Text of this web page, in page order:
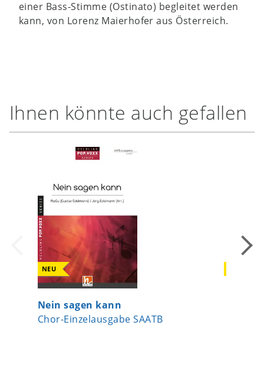
einer Bass-Stimme (Ostinato) begleitet werden
kann, von Lorenz Maierhofer aus Österreich.
Ihnen könnte auch gefallen
NEU
Nein sagen kann
Chor-Einzelausgabe SAATB